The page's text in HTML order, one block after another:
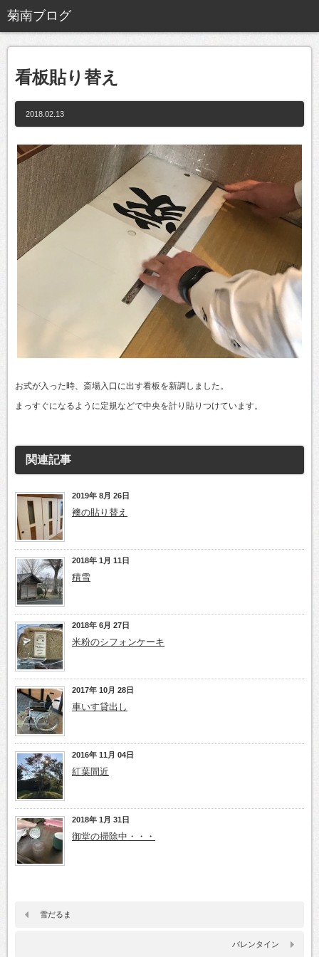
看板貼り替え
2018.02.13
お式が入った時、斎場入口に出す看板を新調しました。
まっすぐになるように定規などで中央を計り貼りつけています。
関連記事
2019年 8月 26日
襖の貼り替え
2018年 1月 11日
積雪
2018年 6月 27日
米粉のシフォンケーキ
2017年 10月 28日
車いす貸出し
2016年 11月 04日
紅葉間近
2018年 1月 31日
御堂の掃除中・・・
雪だるま
バレンタイン